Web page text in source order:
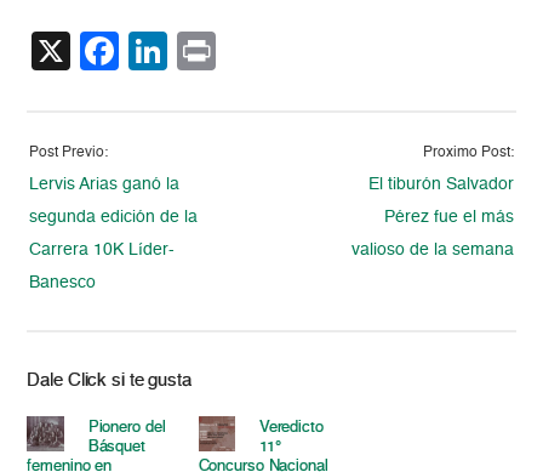
X Facebook
LinkedIn
Post Previo:
Lervis Arias ganó la
segunda edición de la
Carrera 10K Líder-
Banesco
Proximo Post:
El tiburón Salvador
Pérez fue el más
valioso de la semana
Dale Click si te gusta
Pionero del
Básquet
femenino en
Veredicto
11°
Concurso Nacional